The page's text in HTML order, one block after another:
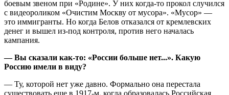
боевым звеном при «Родине». У них когда-то прокол случился
с видеороликом «Очистим Москву от мусора». «Мусор» —
это иммигранты. Но когда Белов отказался от кремлевских
денег и вышел из-под контроля, против него началась
кампания.
— Вы сказали как-то: «России больше нет...». Какую
Россию имели в виду?
— Ту, которой нет уже давно. Формально она перестала
существовать еще в 1917-м, когда образовалась Российская